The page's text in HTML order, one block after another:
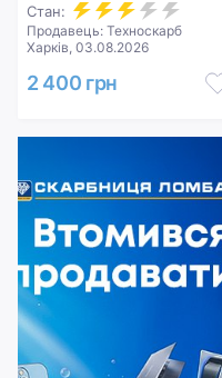
Стан:
Продавець: Техноскарб
Харків, 03.08.2026
2 400 грн